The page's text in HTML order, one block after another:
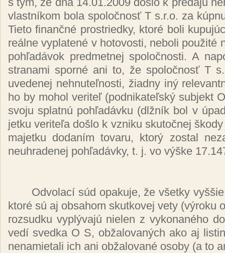
vlas­tní­kom bo­la spo­loč­nosť T s.r.o. za
Tie­to fi­nan­čné pros­tried­ky, kto­ré bo­li
reál­ne vy­pla­te­né v ho­to­vos­ti, ne­bo­li pou­ži­té
poh­ľa­dá­vok pred­met­nej spo­loč­nos­ti. A
stra­na­mi spor­né ani to, že spo­loč­nosť T
uve­de­nej neh­nu­teľ­nos­ti, žiad­ny iný
ho by mo­hol ve­ri­teľ (pod­ni­ka­teľ­ský sub­jekt
svo­ju splat­nú poh­ľa­dáv­ku (dl­žník bol v
jet­ku ve­ri­te­ľa doš­lo k vzni­ku sku­toč­nej
ma­jet­ku do­da­ním to­va­ru, kto­rý zos­tal
neuh­ra­de­nej poh­ľa­dáv­ky, t. j. vo vý­ške
Od­vo­la­cí súd opa­ku­je, že všet­ky
kto­ré sú aj ob­sa­hom skut­ko­vej ve­ty (vý­ro­ku
roz­sud­ku vy­plý­va­jú nie­len z vy­ko­na­né­ho
ve­dí sved­ka O S, ob­ža­lo­va­ných ako aj
ne­na­mie­ta­li ich ani ob­ža­lo­va­né oso­by (a to